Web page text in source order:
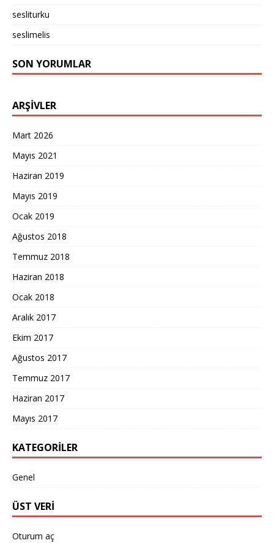
sesliturku
seslimelis
SON YORUMLAR
ARŞIVLER
Mart 2026
Mayıs 2021
Haziran 2019
Mayıs 2019
Ocak 2019
Ağustos 2018
Temmuz 2018
Haziran 2018
Ocak 2018
Aralık 2017
Ekim 2017
Ağustos 2017
Temmuz 2017
Haziran 2017
Mayıs 2017
KATEGORILER
Genel
ÜST VERI
Oturum aç